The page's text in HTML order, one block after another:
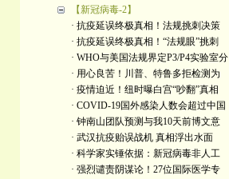
【新冠病毒-2】
· 抗疫延误终极真相！法规挑刺决策
· 抗疫延误终极真相！“法规眼”挑刺
· WHO与美国法规界定P3/P4实验室分
· 用心良苦！川普、特鲁多拒检测为
· 疫情迫近！纽时曝白宫“吵翻”真相
· COVID-19国外感染人数会超过中国
· 钟南山团队预测与我10天前博文意
· 武汉抗疫贻误战机 真相浮出水面
· 科学家实锤依据：新冠病毒非人工
· 强烈谴责阴谋论！27位国际医学专